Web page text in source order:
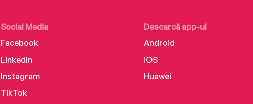
Social Media
Facebook
LinkedIn
Instagram
TikTok
Descarcă app-ul
Android
iOS
Huawei